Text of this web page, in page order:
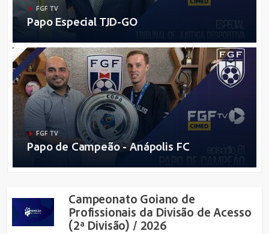
FGF TV
Papo Especial TJD-GO
FGF TV
Papo de Campeão - Anápolis FC
Campeonato Goiano de
Profissionais da Divisão de Acesso
(2ª Divisão) / 2026